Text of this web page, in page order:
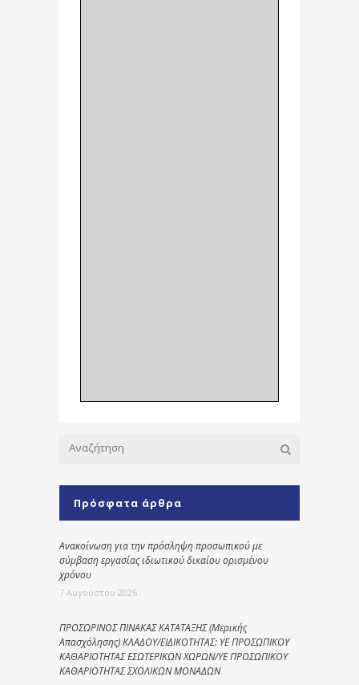
Πρόσφατα άρθρα
Ανακοίνωση για την πρόσληψη προσωπικού με
σύμβαση εργασίας ιδιωτικού δικαίου ορισμένου
χρόνου
7 Αυγούστου 2026
ΠΡΟΣΩΡΙΝΟΣ ΠΙΝΑΚΑΣ ΚΑΤΑΤΑΞΗΣ (Μερικής
Απασχόλησης) ΚΛΑΔΟΥ/ΕΙΔΙΚΟΤΗΤΑΣ: ΥΕ ΠΡΟΣΩΠΙΚΟΥ
ΚΑΘΑΡΙΟΤΗΤΑΣ ΕΣΩΤΕΡΙΚΩΝ ΧΩΡΩΝ/ΥΕ ΠΡΟΣΩΠΙΚΟΥ
ΚΑΘΑΡΙΟΤΗΤΑΣ ΣΧΟΛΙΚΩΝ ΜΟΝΑΔΩΝ